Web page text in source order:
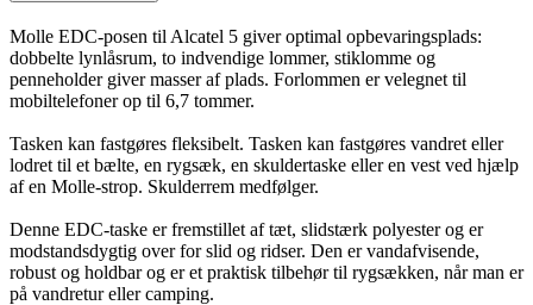
Molle EDC-posen til Alcatel 5 giver optimal opbevaringsplads:
dobbelte lynlåsrum, to indvendige lommer, stiklomme og
penneholder giver masser af plads. Forlommen er velegnet til
mobiltelefoner op til 6,7 tommer.
Tasken kan fastgøres fleksibelt. Tasken kan fastgøres vandret eller
lodret til et bælte, en rygsæk, en skuldertaske eller en vest ved hjælp
af en Molle-strop. Skulderrem medfølger.
Denne EDC-taske er fremstillet af tæt, slidstærk polyester og er
modstandsdygtig over for slid og ridser. Den er vandafvisende,
robust og holdbar og er et praktisk tilbehør til rygsækken, når man er
på vandretur eller camping.